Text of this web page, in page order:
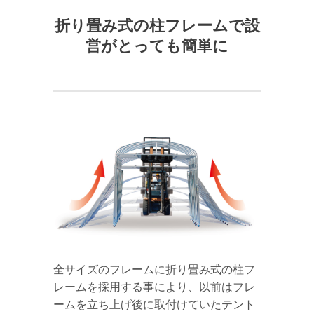
折り畳み式の柱フレームで設
営がとっても簡単に
全サイズのフレームに折り畳み式の柱フ
レームを採用する事により、以前はフレ
ームを立ち上げ後に取付けていたテント